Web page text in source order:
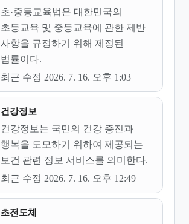
초·중등교육법은 대한민국의
초등교육 및 중등교육에 관한 제반
사항을 규정하기 위해 제정된
법률이다.
최근 수정 2026. 7. 16. 오후 1:03
건강정보
건강정보는 국민의 건강 증진과
행복을 도모하기 위하여 제공되는
보건 관련 정보 서비스를 의미한다.
최근 수정 2026. 7. 16. 오후 12:49
초전도체